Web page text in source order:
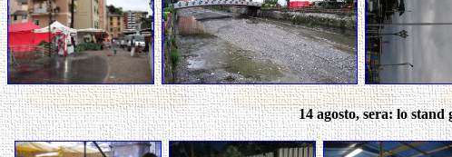
14 agosto, sera: lo